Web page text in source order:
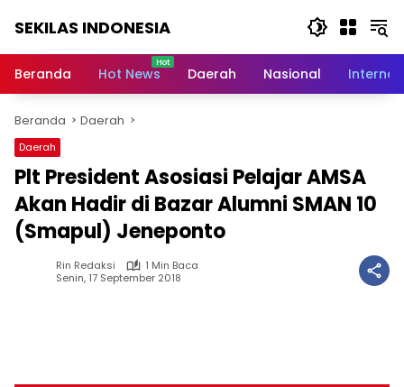
SEKILAS INDONESIA
Terkini,
Latest
World,
Headlines,
News
Today
Beranda Hot News Daerah Nasional
Beranda Daerah
Daerah
Plt President Asosiasi Pelajar AMSA
Akan Hadir di Bazar Alumni SMAN 10
(Smapul) Jeneponto
Rin Redaksi
1 Min Baca
Senin, 17 September 2018